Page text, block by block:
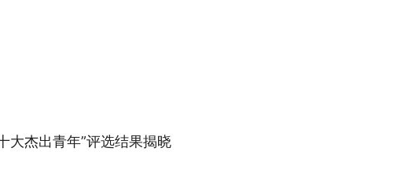
大杰出青年”评选结果揭晓